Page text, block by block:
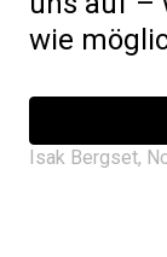
wie
Isak Bergset,